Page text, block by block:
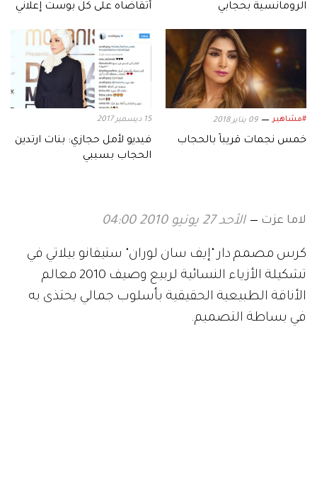
الرومانسية بحجابي
أتقاضاه على كل بوست إعلاني
#مشاهير 09 يناير 2018
خمس نجمات قريباً بالحجاب
15 ديسمبر 2017
فيديو لأمل حجازي: بنات ارتدين
الحجاب بسببي
لاما عزت الأحد 27 يونيو 2010 04:00
كرس مصمم دار "إيف سان لوران" ستيفانو بيلاتي في
تشكيلة الأزياء النسائية لربيع وصيف 2010 معالم
الأناقة الطبيعية الحقيقية بأسلوب جمالي يحتذى به
في بساطة التصميم.